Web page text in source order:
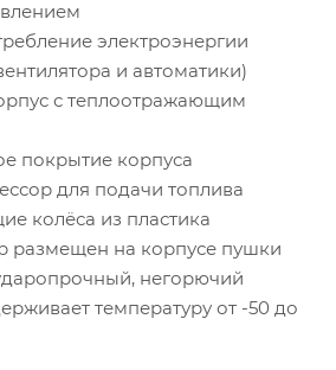
электроэнергии
и автоматики)
с теплоотражающим
покрытие корпуса
для подачи топлива
колёса из пластика
размещен на корпусе пушки
негорючий
температуру от -50 до